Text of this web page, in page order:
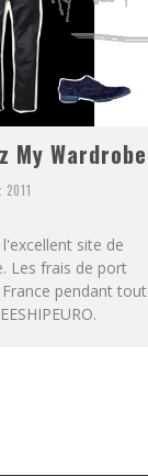
My Wardrobe
site de
Les frais de port
pendant tout